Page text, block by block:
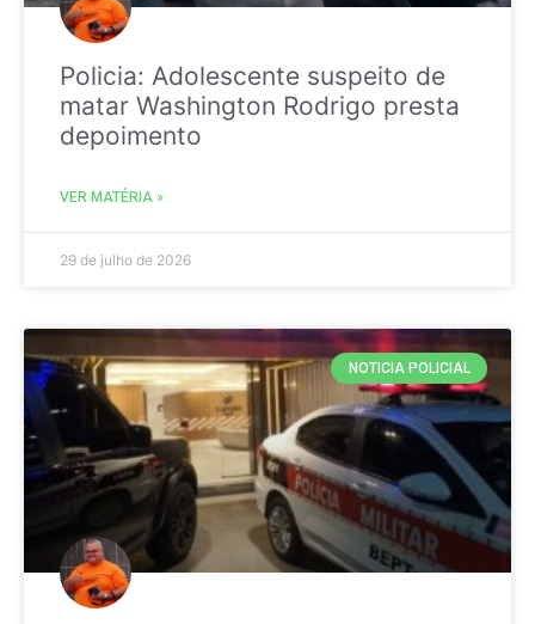
Policia: Adolescente suspeito de
matar Washington Rodrigo presta
depoimento
VER MATÉRIA »
29 de julho de 2026
NOTICIA POLICIAL